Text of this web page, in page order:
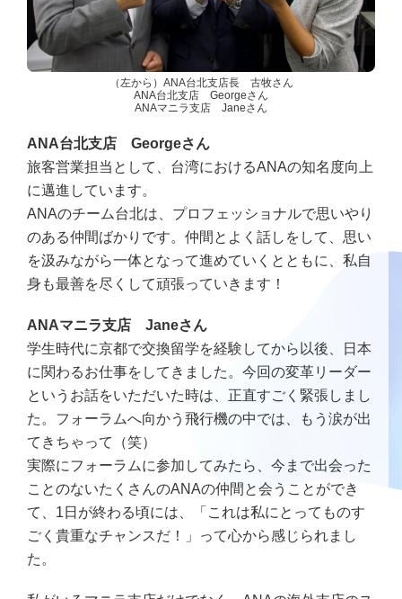
（左から）ANA台北支店長 古牧さん
ANA台北支店 Georgeさん
ANAマニラ支店 Janeさん
ANA台北支店 Georgeさん
旅客営業担当として、台湾におけるANAの知名度向上
に邁進しています。
ANAのチーム台北は、プロフェッショナルで思いやり
のある仲間ばかりです。仲間とよく話しをして、思い
を汲みながら一体となって進めていくとともに、私自
身も最善を尽くして頑張っていきます！
ANAマニラ支店 Janeさん
学生時代に京都で交換留学を経験してから以後、日本
に関わるお仕事をしてきました。今回の変革リーダー
というお話をいただいた時は、正直すごく緊張しまし
た。フォーラムへ向かう飛行機の中では、もう涙が出
てきちゃって（笑）
実際にフォーラムに参加してみたら、今まで出会った
ことのないたくさんのANAの仲間と会うことができ
て、1日が終わる頃には、「これは私にとってものす
ごく貴重なチャンスだ！」って心から感じられまし
た。